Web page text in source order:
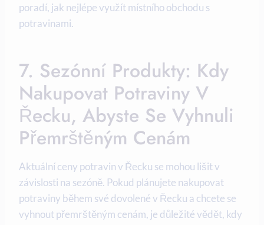
poradí, jak nejlépe využít místního obchodu s
potravinami.
7. Sezónní Produkty: Kdy
Nakupovat Potraviny V
Řecku, Abyste Se Vyhnuli
Přemrštěným Cenám
Aktuální ceny potravin v Řecku se mohou lišit v
závislosti na sezóně. Pokud plánujete nakupovat
potraviny během své dovolené v Řecku a chcete se
vyhnout přemrštěným cenám, je důležité vědět, kdy